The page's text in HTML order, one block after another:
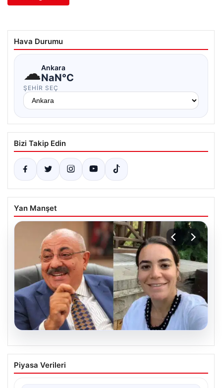
Hava Durumu
☁Ankara
NaN°C
ŞEHIR SEÇ
Bizi Takip Edin
Yan Manşet
08.08.2026
AKP’li Türkeş’ten MHP’lilere sert tepki:
‘Asgaride, teröristlere gösterilen
Piyasa Verileri